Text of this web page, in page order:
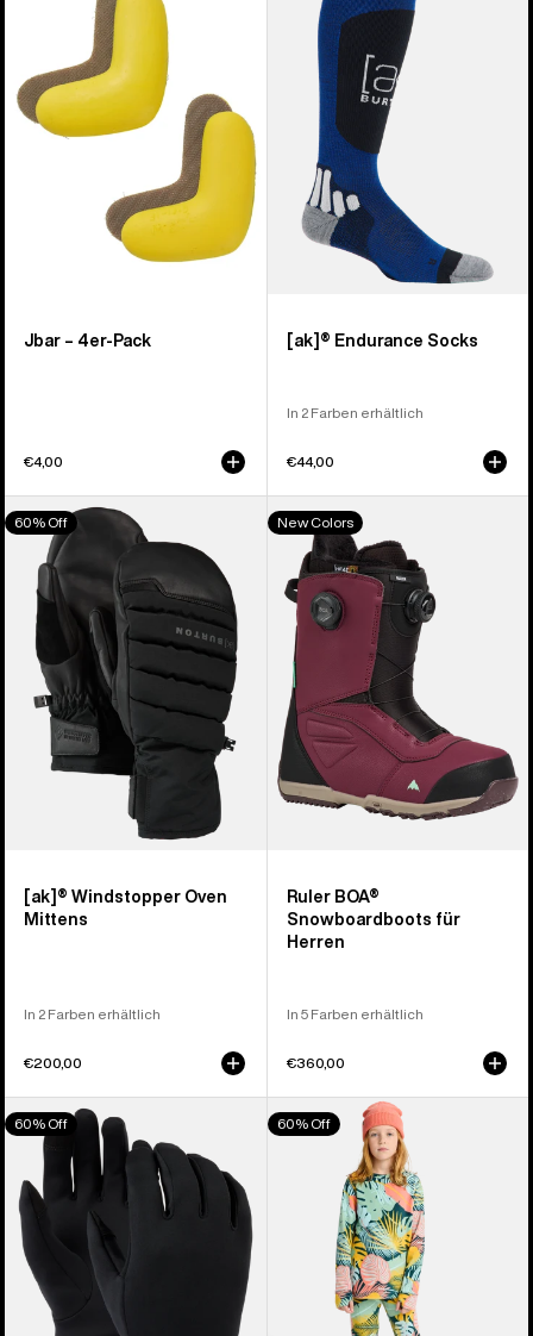
Pack)
Jbar – 4er-Pack
€4,00
Endurance
Socken
[ak]® Endurance Socks
In 2 Farben erhältlich
€44,00
Burton
[ak]®
Windstopper
Oven
Fäustlinge
60% Off
[ak]® Windstopper Oven
Mittens
In 2 Farben erhältlich
€200,00
Burton
Ruler
BOA®
Snowboardboots
Herren
New Colors
Ruler BOA®
Snowboardboots für
Herren
In 5 Farben erhältlich
€360,00
Burton
Screen
Grab®
Innenhandschuhe
60% Off
Burton
Fleece-
Funktionswäsche-
60% Off